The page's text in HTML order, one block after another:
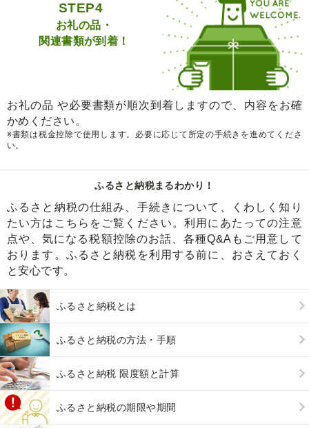
STEP4
お礼の品・
関連書類が到着！
お礼の品 や必要書類が順次到着しますので、内容をお確
かめください。
※書類は税金控除で使用します。必要に応じて所定の手続きを進めてくださ
い。
ふるさと納税まるわかり！
ふるさと納税の仕組み、手続きについて、くわしく知り
たい方はこちらをご覧ください。利用にあたっての注意
点や、気になる税額控除のお話、各種Q&Aもご用意して
おります。ふるさと納税を利用する前に、おさえておく
と安心です。
ふるさと納税とは
ふるさと納税の方法・手順
ふるさと納税 限度額と計算
ふるさと納税の期限や期間